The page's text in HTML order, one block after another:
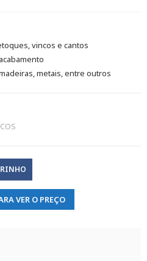
vincos e cantos
metais, entre outros
VER O PREÇO